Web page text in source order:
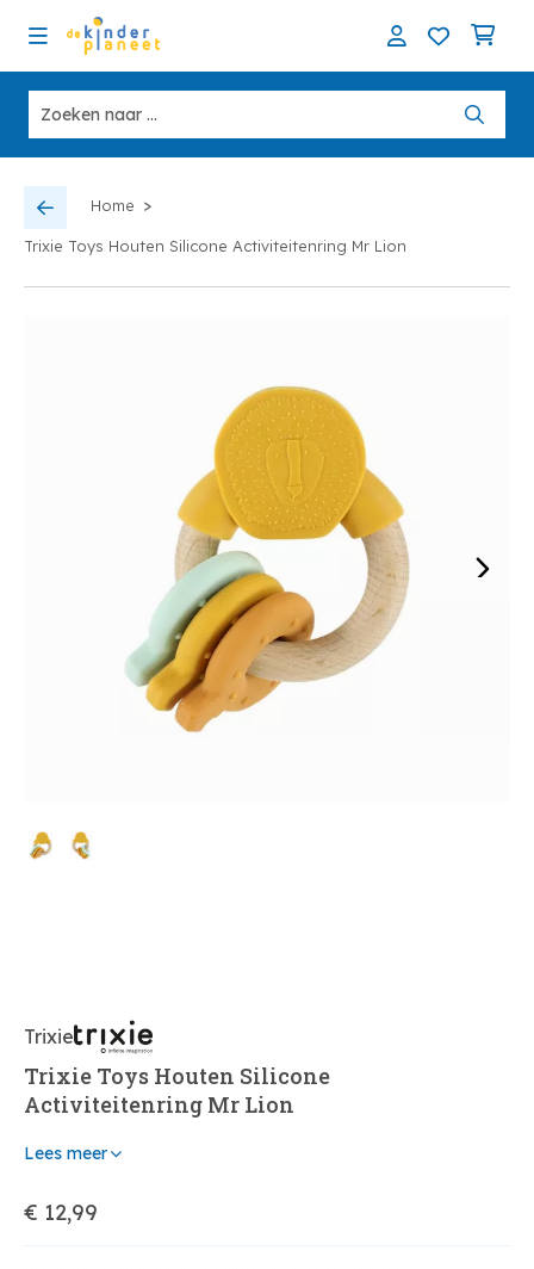
Home >
Trixie Toys Houten Silicone Activiteitenring Mr Lion
Trixie
Trixie Toys Houten Silicone
Activiteitenring Mr Lion
Lees meer
€ 12,99